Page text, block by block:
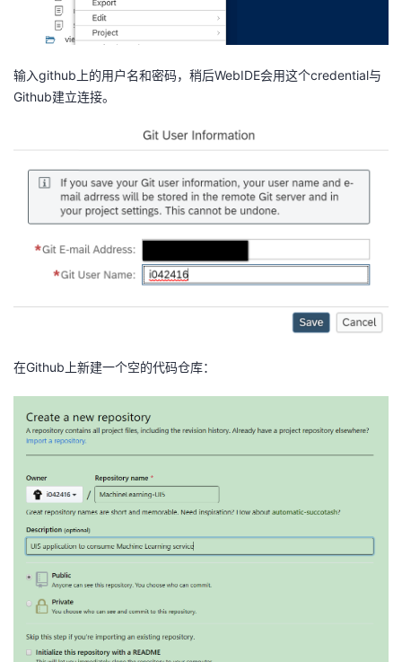
输入github上的用户名和密码，稍后WebIDE会用这个credential与
Github建立连接。
在Github上新建一个空的代码仓库：